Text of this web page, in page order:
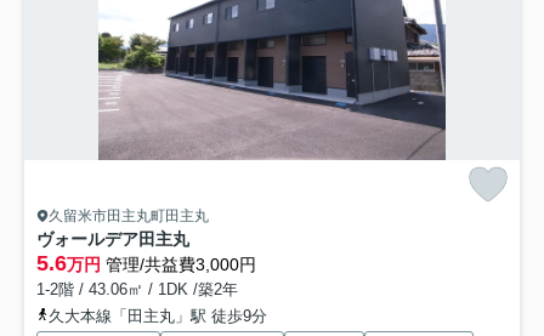
久留米市田主丸町田主丸
ヴォールデア田主丸
5.6万円 管理/共益費3,000円
1-2階 / 43.06㎡ / 1DK /築2年
久大本線「田主丸」駅 徒歩9分